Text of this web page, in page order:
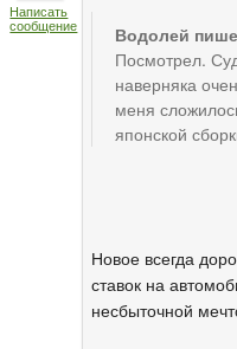
Написать
сообщение
Водолей
Посмотрел.
наверняка
меня
японской
Новое всегда
ставок на
несбыточной